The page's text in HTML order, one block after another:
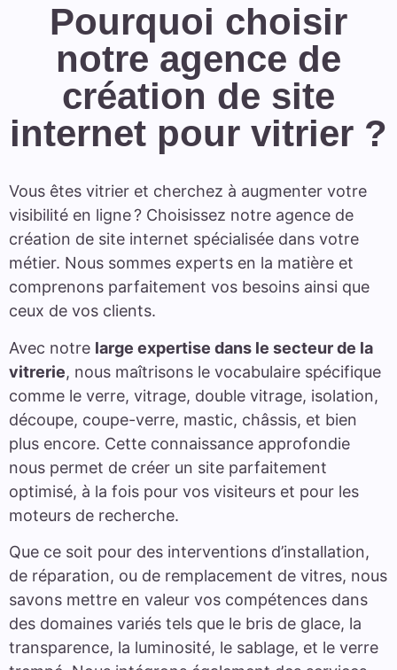
Pourquoi choisir
notre agence de
création de site
internet pour vitrier ?
Vous êtes vitrier et cherchez à augmenter votre
visibilité en ligne ? Choisissez notre agence de
création de site internet spécialisée dans votre
métier. Nous sommes experts en la matière et
comprenons parfaitement vos besoins ainsi que
ceux de vos clients.
Avec notre large expertise dans le secteur de la
vitrerie, nous maîtrisons le vocabulaire spécifique
comme le verre, vitrage, double vitrage, isolation,
découpe, coupe-verre, mastic, châssis, et bien
plus encore. Cette connaissance approfondie
nous permet de créer un site parfaitement
optimisé, à la fois pour vos visiteurs et pour les
moteurs de recherche.
Que ce soit pour des interventions d’installation,
de réparation, ou de remplacement de vitres, nous
savons mettre en valeur vos compétences dans
des domaines variés tels que le bris de glace, la
transparence, la luminosité, le sablage, et le verre